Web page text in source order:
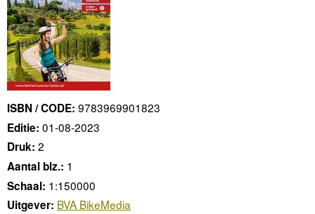
ISBN / CODE: 9783969901823
Editie: 01-08-2023
Druk: 2
Aantal blz.: 1
Schaal: 1:150000
Uitgever: BVA BikeMedia